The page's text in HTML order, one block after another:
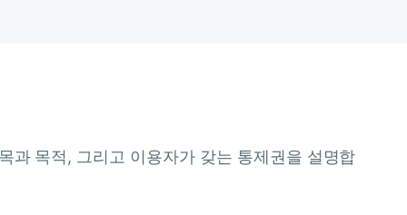
과 목적, 그리고 이용자가 갖는 통제권을 설명합